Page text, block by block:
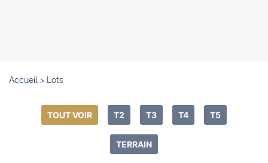
Accueil > Lots
TOUT VOIR T2 T3 T4 T5
TERRAIN